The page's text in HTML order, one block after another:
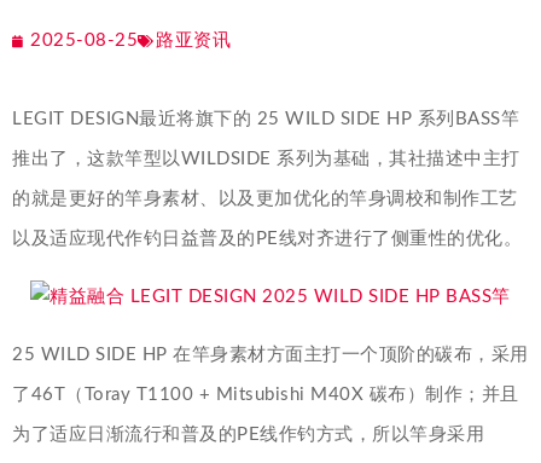
2025-08-25 路亚资讯
LEGIT DESIGN最近将旗下的 25 WILD SIDE HP 系列BASS竿
推出了，这款竿型以WILDSIDE 系列为基础，其社描述中主打
的就是更好的竿身素材、以及更加优化的竿身调校和制作工艺
以及适应现代作钓日益普及的PE线对齐进行了侧重性的优化。
25 WILD SIDE HP 在竿身素材方面主打一个顶阶的碳布，采用
了46T（Toray T1100 + Mitsubishi M40X 碳布）制作；并且
为了适应日渐流行和普及的PE线作钓方式，所以竿身采用